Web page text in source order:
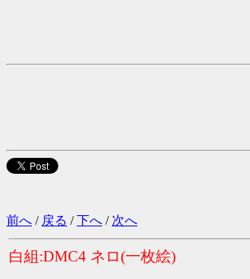
前へ / 戻る /下へ / 次へ
白組:DMC4 ネロ(一枚絵)